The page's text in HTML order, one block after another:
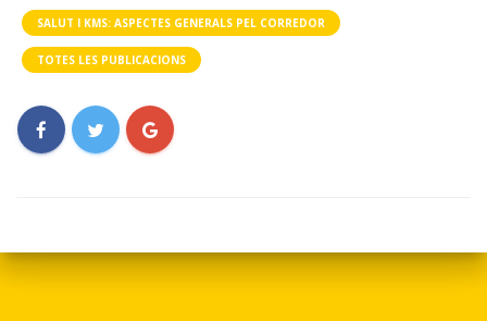
SALUT I KMS: ASPECTES GENERALS PEL CORREDOR
TOTES LES PUBLICACIONS